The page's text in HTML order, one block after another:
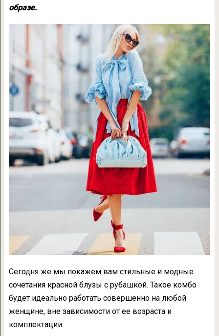
образе.
Сегодня же мы покажем вам стильные и модные
сочетания красной блузы с рубашкой. Такое комбо
будет идеально работать совершенно на любой
женщине, вне зависимости от ее возраста и
комплектации.